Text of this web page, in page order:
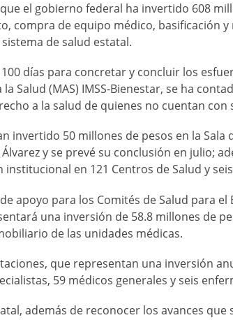
el gobierno federal ha invertido 608
compra de equipo médico, basificación y
de salud estatal.
días para concretar y concluir los
Salud (MAS) IMSS-Bienestar, se ha
a la salud de quienes no cuentan con
invertido 50 millones de pesos en la Sala
y se prevé su conclusión en julio;
en 121 Centros de Salud y
apoyo para los Comités de Salud para
una inversión de 58.8 millones de
de las unidades médicas.
que representan una inversión
59 médicos generales y seis
además de reconocer los avances que